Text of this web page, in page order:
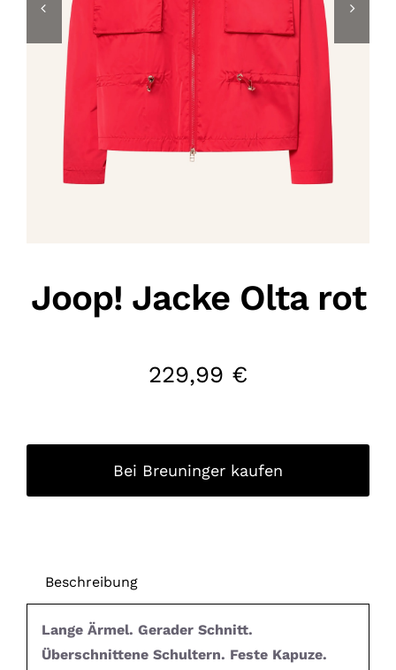
Joop! Jacke Olta rot
229,99 €
Bei Breuninger kaufen
Beschreibung
Lange Ärmel. Gerader Schnitt.
Überschnittene Schultern. Feste Kapuze.